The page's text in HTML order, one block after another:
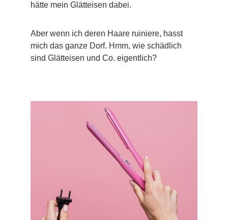
hätte mein Glätteisen dabei.
Aber wenn ich deren Haare ruiniere, hasst
mich das ganze Dorf. Hmm, wie schädlich
sind Glätteisen und Co. eigentlich?